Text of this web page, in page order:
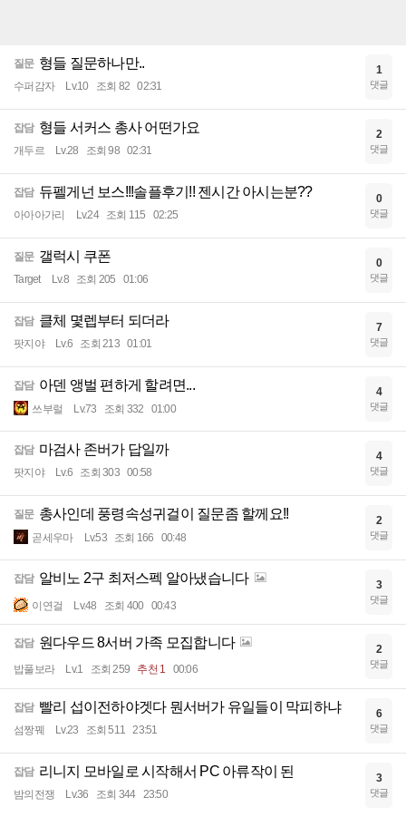
질문 형들 질문하나만..
수퍼감자 Lv.10 조회 82 02:31
1
댓글
잡담 형들 서커스 총사 어떤가요
개두르 Lv.28 조회 98 02:31
2
댓글
잡담 듀펠게넌 보스!!!솔플후기!! 젠시간 아시는분??
아아아가리 Lv.24 조회 115 02:25
0
댓글
질문 갤럭시 쿠폰
Target Lv.8 조회 205 01:06
0
댓글
잡담 클체 몇렙부터 되더라
팟지야 Lv.6 조회 213 01:01
7
댓글
잡담 아덴 앵벌 편하게 할려면...
쓰부럴 Lv.73 조회 332 01:00
4
댓글
잡담 마검사 존버가 답일까
팟지야 Lv.6 조회 303 00:58
4
댓글
질문 총사인데 풍령속성귀걸이 질문좀 할께요!!
곧세우마 Lv.53 조회 166 00:48
2
댓글
잡담 알비노 2구 최저스펙 알아냈습니다
이연걸 Lv.48 조회 400 00:43
3
댓글
잡담 원다우드 8서버 가족 모집합니다
밥풀보라 Lv.1 조회 259 추천 1 00:06
2
댓글
잡담 빨리 섭이전하야겟다 뭔서버가 유일들이 막피하냐
섬짱꿰 Lv.23 조회 511 23:51
6
댓글
잡담 리니지 모바일로 시작해서 PC 아류작이 된
밤의전쟁 Lv.36 조회 344 23:50
3
댓글